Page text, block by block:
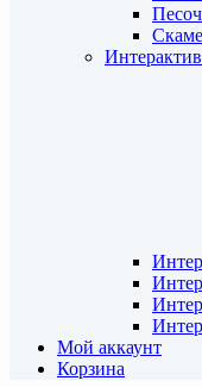
Мой аккаунт
Корзина